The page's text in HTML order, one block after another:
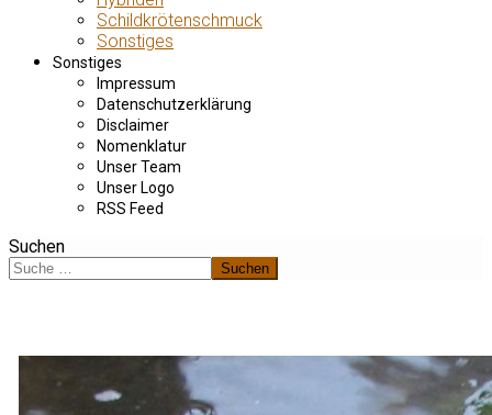
Schildkrötenschmuck
Sonstiges
Sonstiges
Impressum
Datenschutzerklärung
Disclaimer
Nomenklatur
Unser Team
Unser Logo
RSS Feed
Suchen
Suchen